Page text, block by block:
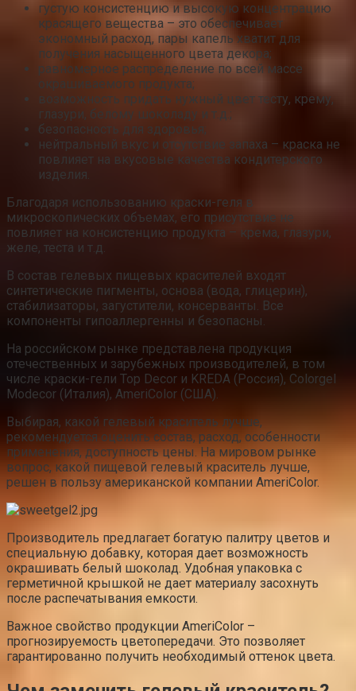
густую консистенцию и высокую концентрацию
красящего вещества – это обеспечивает
экономный расход, пары капель хватит для
получения насыщенного цвета декора;
равномерное распределение по всей массе
окрашиваемого продукта;
возможность придать нужный цвет тесту, крему,
глазури, белому шоколаду и т.д.;
безопасность для здоровья;
нейтральный вкус и отсутствие запаха – краска не
повлияет на вкусовые качества кондитерского
изделия.
Благодаря использованию краски-геля в
микроскопических объемах, его присутствие не
повлияет на консистенцию продукта – крема, глазури,
желе, теста и т.д.
В состав гелевых пищевых красителей входят
синтетические пигменты, основа (вода, глицерин),
стабилизаторы, загустители, консерванты. Все
компоненты гипоаллергенны и безопасны.
На российском рынке представлена продукция
отечественных и зарубежных производителей, в том
числе краски-гели Top Decor и KREDA (Россия), Colorgel
Modecor (Италия), AmeriColor (США).
Выбирая, какой гелевый краситель лучше,
рекомендуется оценить состав, расход, особенности
применения, доступность цены. На мировом рынке
вопрос, какой пищевой гелевый краситель лучше,
решен в пользу американской компании AmeriColor.
Производитель предлагает богатую палитру цветов и
специальную добавку, которая дает возможность
окрашивать белый шоколад. Удобная упаковка с
герметичной крышкой не дает материалу засохнуть
после распечатывания емкости.
Важное свойство продукции AmeriColor –
прогнозируемость цветопередачи. Это позволяет
гарантированно получить необходимый оттенок цвета.